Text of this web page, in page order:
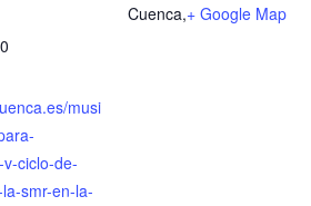
musi
ciclo-de-
smr-en-la-
Cuenca,+ Google Map